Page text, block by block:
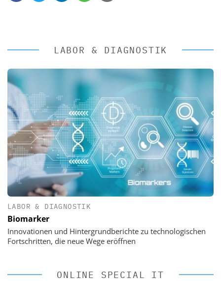
LABOR & DIAGNOSTIK
LABOR & DIAGNOSTIK
Biomarker
Innovationen und Hintergrundberichte zu technologischen
Fortschritten, die neue Wege eröffnen
ONLINE SPECIAL IT